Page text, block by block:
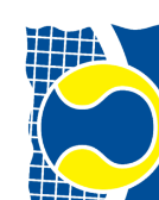
content